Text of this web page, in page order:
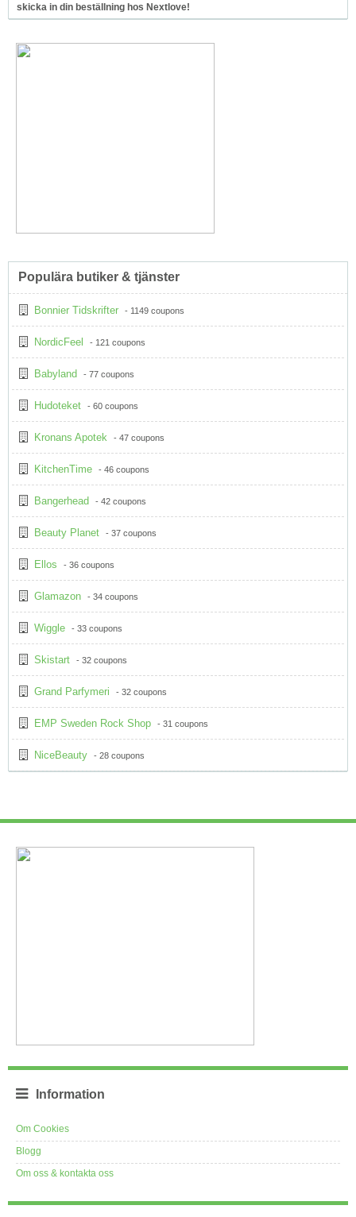
skicka in din beställning hos Nextlove!
Populära butiker & tjänster
Bonnier Tidskrifter - 1149 coupons
NordicFeel - 121 coupons
Babyland - 77 coupons
Hudoteket - 60 coupons
Kronans Apotek - 47 coupons
KitchenTime - 46 coupons
Bangerhead - 42 coupons
Beauty Planet - 37 coupons
Ellos - 36 coupons
Glamazon - 34 coupons
Wiggle - 33 coupons
Skistart - 32 coupons
Grand Parfymeri - 32 coupons
EMP Sweden Rock Shop - 31 coupons
NiceBeauty - 28 coupons
Information
Om Cookies
Blogg
Om oss & kontakta oss